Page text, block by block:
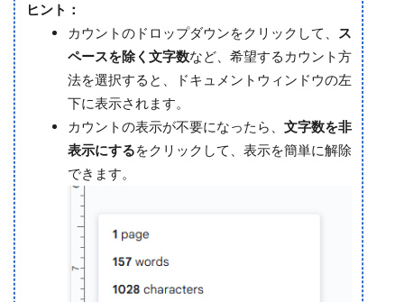
ヒント：
カウントのドロップダウンをクリックして、 ス
ペースを除く文字数など、希望するカウント方
法を選択すると、ドキュメントウィンドウの左
下に表示されます。
カウントの表示が不要になったら、 文字数を非
表示にするをクリックして、表示を簡単に解除
できます。